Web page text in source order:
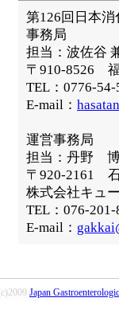
第126回日本
事務局
担当：波佐谷
〒910-8526
TEL：0776-
E-mail：
運営事務局
担当：丹野
〒920-2161
株式会社キュ
TEL：076-
E-mail：
Japan